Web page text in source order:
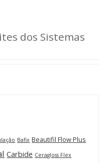
dos Sistemas
Bafix Beautifil Flow Plus
Carbide Ceragloss Flex